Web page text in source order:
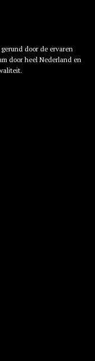
door de ervaren
door heel Nederland en